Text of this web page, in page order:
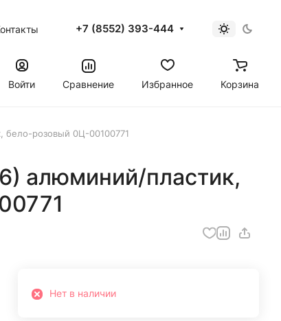
+7 (8552) 393-444
Войти
Сравнение Избранное Корзина
бело-розовый 0Ц-00100771
алюминий/пластик,
Нет в наличии